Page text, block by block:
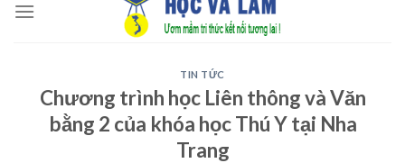
TIN TỨC
Chương trình học Liên thông và Văn
bằng 2 của khóa học Thú Y tại Nha
Trang